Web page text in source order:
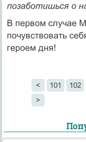
позаботишься о
В первом случае
почувствовать
героем дня!
< 101 102
>